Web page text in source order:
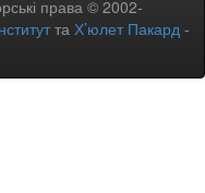
права © 2002-
та Х’юлет Пакард -